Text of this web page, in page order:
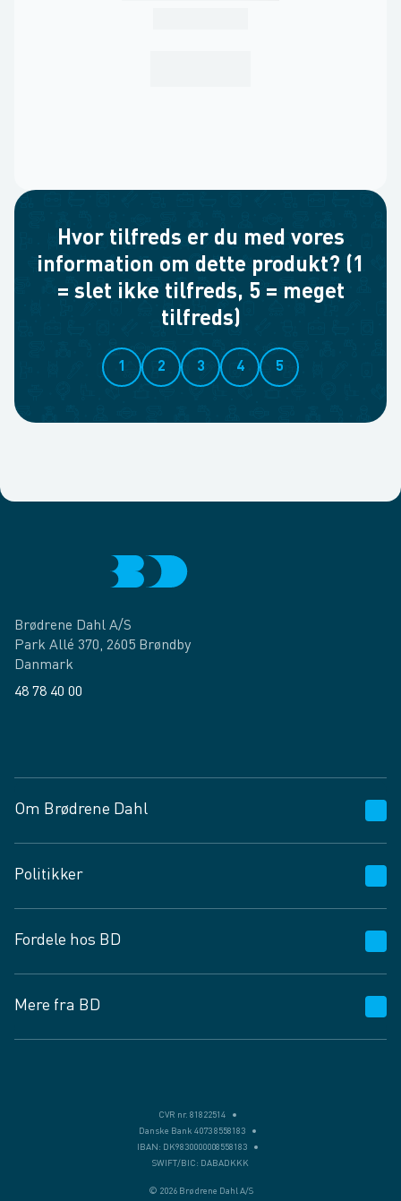
Hvor tilfreds er du med vores
information om dette produkt? (1
= slet ikke tilfreds, 5 = meget
tilfreds)
1 2 3 4 5
Brødrene Dahl A/S
Park Allé 370, 2605 Brøndby
Danmark
48 78 40 00
Om Brødrene Dahl
Vagttelefon 30 10 89 89
Spørgsmål og svar
Job og karriere
Fødevarekontrolrapport
Politikker
Privatlivspolitik
Cookies
Vilkår og betingelser
Fordele hos BD
BD app
BD.dk services
Mere fra BD
CVR nr. 81822514
Danske Bank 4073 8558183
IBAN: DK9830000008558183
SWIFT/BIC: DABADKKK
© 2026 Brødrene Dahl A/S